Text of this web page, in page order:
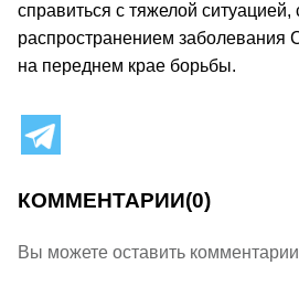
справиться с тяжелой ситуацией,
распространением заболевания
на переднем крае борьбы.
КОММЕНТАРИИ(0)
Вы можете оставить